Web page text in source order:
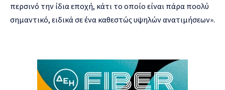
περσινό την ίδια εποχή, κάτι το οποίο είναι πάρα ποολύ
σημαντικό, ειδικά σε ένα καθεστώς υψηλών ανατιμήσεων».